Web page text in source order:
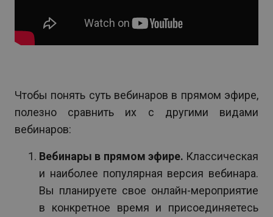
Чтобы понять суть вебинаров в прямом эфире,
полезно сравнить их с другими видами
вебинаров:
Вебинары в прямом эфире. Классическая
и наиболее популярная версия вебинара.
Вы планируете свое онлайн-мероприятие
в конкретное время и присоединяетесь